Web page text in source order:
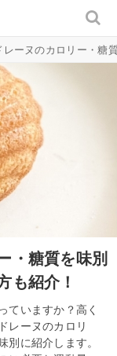
ーヌのカロリー・糖
・糖質を味別
も紹介！
ていますか？高く
レーヌのカロリ
別に紹介します。